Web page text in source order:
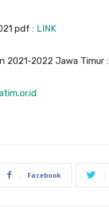
pdf : LINK
2021-2022 Jawa Timur :
Facebook